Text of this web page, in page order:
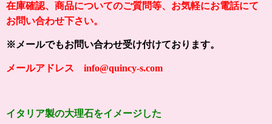
在庫確認、商品についてのご質問等、お気軽にお電話にて
お問い合わせ下さい。
※メールでもお問い合わせ受け付けております。
メールアドレス info@quincy-s.com
イタリア製の大理石をイメージした